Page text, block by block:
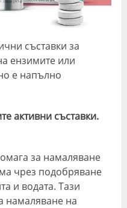
съставки за
ензимите или
е напълно
активни съставки.
за намаляване
чрез подобряване
и водата. Тази
намаляване на